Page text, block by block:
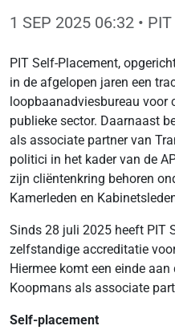
1 SEP 2025 06:32 •
PIT Self-Placement,
in de afgelopen jaren een
loopbaanadviesbureau voor
publieke sector. Daarnaast
als associate partner van
politici in het kader van de
zijn cliëntenkring behoren
Kamerleden en
Sinds 28 juli 2025 heeft PIT
zelfstandige accreditatie
Hiermee komt een einde
Koopmans als associate
Self-placement